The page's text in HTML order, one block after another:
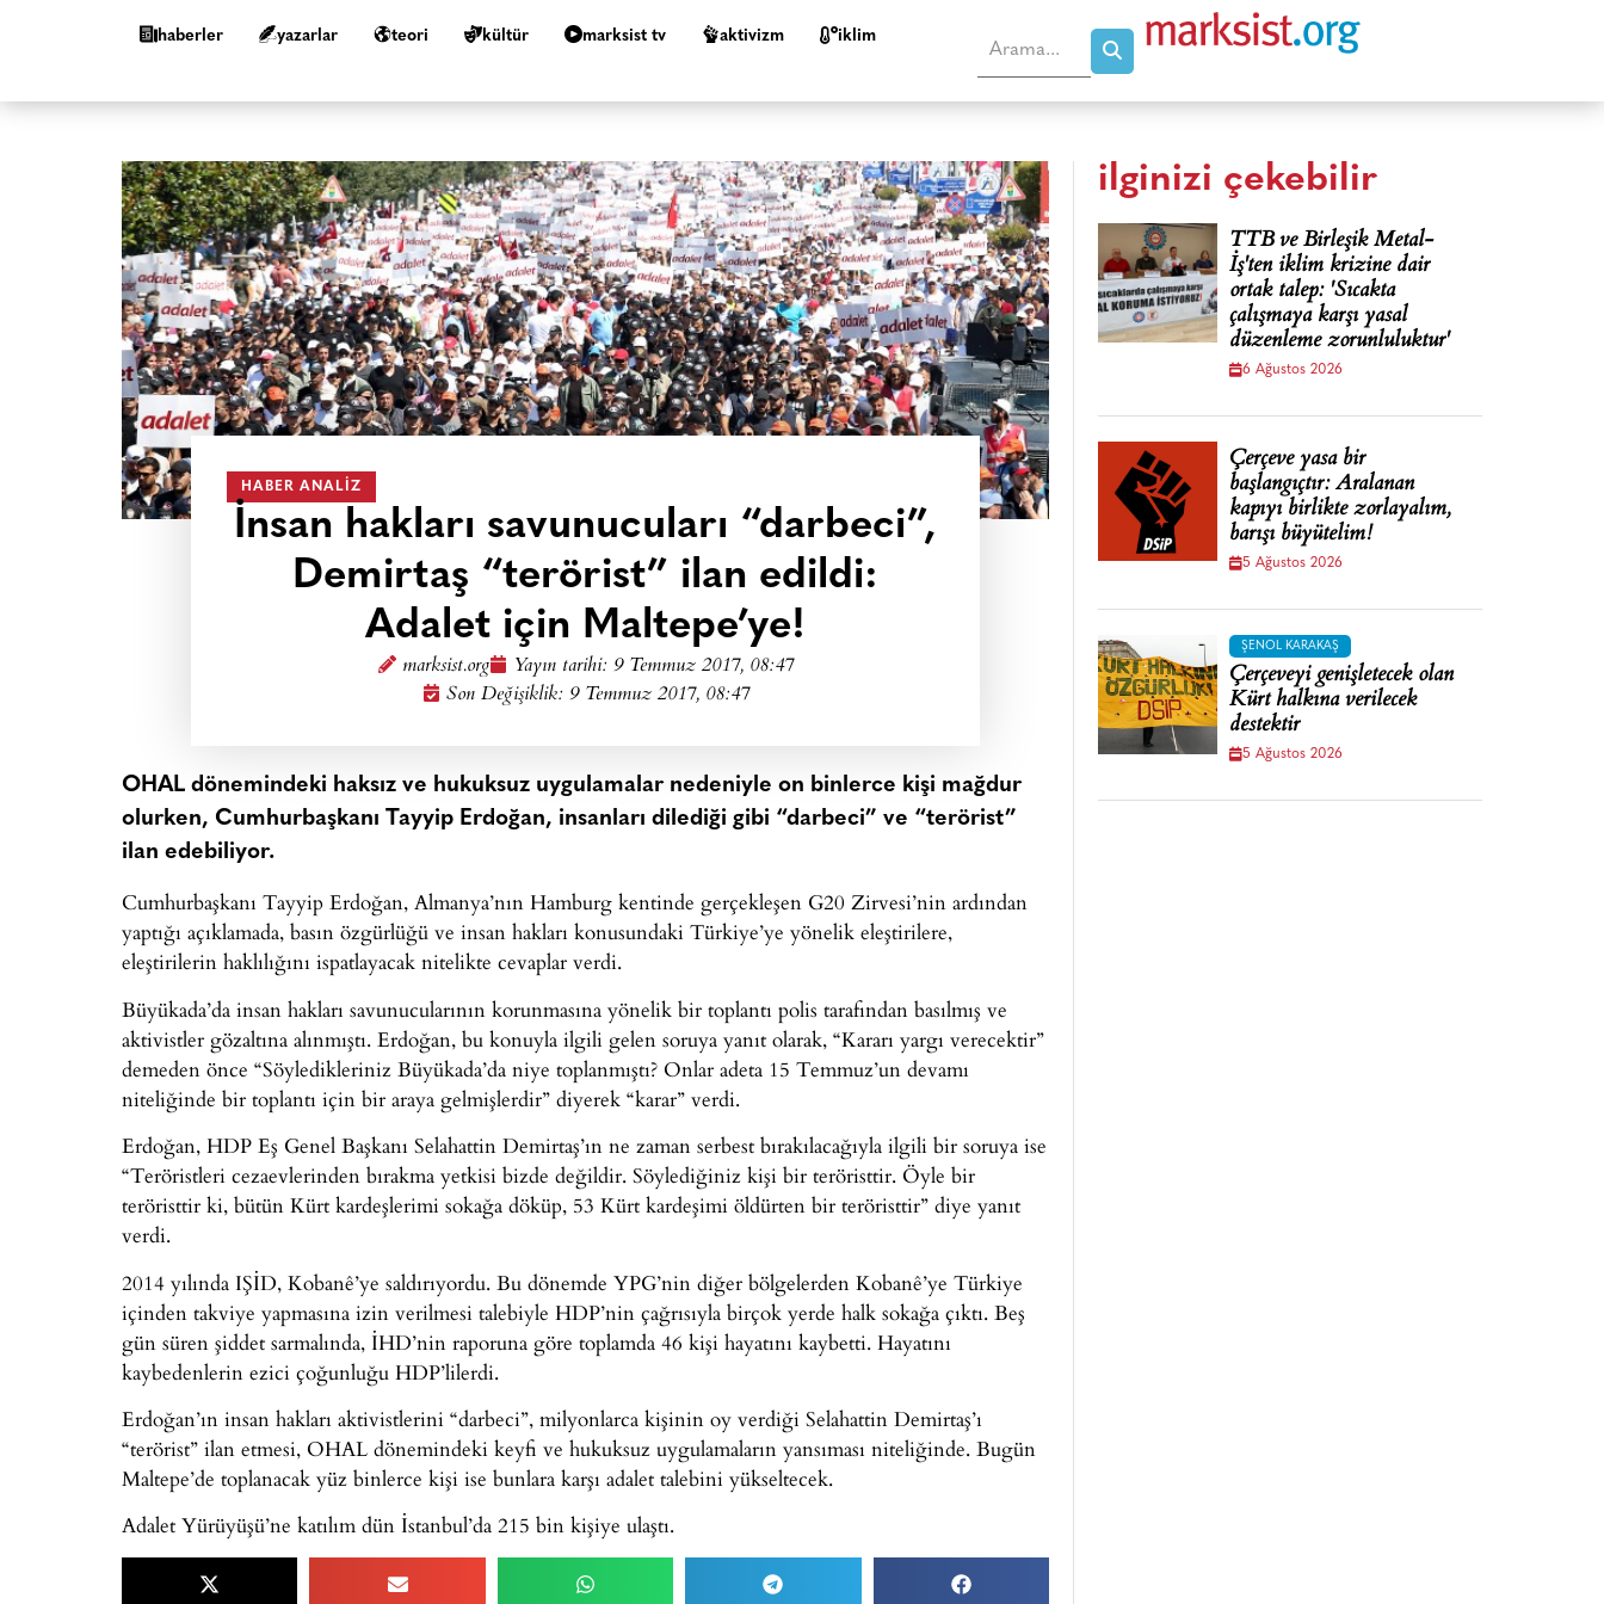
haberler yazarlar teori kültür marksist tv aktivizm i̇klim
HABER ANALIZ
İnsan hakları savunucuları “darbeci”,
Demirtaş “terörist” ilan edildi:
Adalet için Maltepe’ye!
marksist.org Yayın tarihi: 9 Temmuz 2017, 08:47
Son Değişiklik: 9 Temmuz 2017, 08:47
OHAL dönemindeki haksız ve hukuksuz uygulamalar nedeniyle on binlerce kişi mağdur
olurken, Cumhurbaşkanı Tayyip Erdoğan, insanları dilediği gibi “darbeci” ve “terörist”
ilan edebiliyor.
Cumhurbaşkanı Tayyip Erdoğan, Almanya’nın Hamburg kentinde gerçekleşen G20 Zirvesi’nin ardından
yaptığı açıklamada, basın özgürlüğü ve insan hakları konusundaki Türkiye’ye yönelik eleştirilere,
eleştirilerin haklılığını ispatlayacak nitelikte cevaplar verdi.
Büyükada’da insan hakları savunucularının korunmasına yönelik bir toplantı polis tarafından basılmış ve
aktivistler gözaltına alınmıştı. Erdoğan, bu konuyla ilgili gelen soruya yanıt olarak, “Kararı yargı verecektir”
demeden önce “Söyledikleriniz Büyükada’da niye toplanmıştı? Onlar adeta 15 Temmuz’un devamı
niteliğinde bir toplantı için bir araya gelmişlerdir” diyerek “karar” verdi.
Erdoğan, HDP Eş Genel Başkanı Selahattin Demirtaş’ın ne zaman serbest bırakılacağıyla ilgili bir soruya ise
“Teröristleri cezaevlerinden bırakma yetkisi bizde değildir. Söylediğiniz kişi bir teröristtir. Öyle bir
teröristtir ki, bütün Kürt kardeşlerimi sokağa döküp, 53 Kürt kardeşimi öldürten bir teröristtir” diye yanıt
verdi.
2014 yılında IŞİD, Kobanê’ye saldırıyordu. Bu dönemde YPG’nin diğer bölgelerden Kobanê’ye Türkiye
içinden takviye yapmasına izin verilmesi talebiyle HDP’nin çağrısıyla birçok yerde halk sokağa çıktı. Beş
gün süren şiddet sarmalında, İHD’nin raporuna göre toplamda 46 kişi hayatını kaybetti. Hayatını
kaybedenlerin ezici çoğunluğu HDP’lilerdi.
Erdoğan’ın insan hakları aktivistlerini “darbeci”, milyonlarca kişinin oy verdiği Selahattin Demirtaş’ı
“terörist” ilan etmesi, OHAL dönemindeki keyfi ve hukuksuz uygulamaların yansıması niteliğinde. Bugün
Maltepe’de toplanacak yüz binlerce kişi ise bunlara karşı adalet talebini yükseltecek.
Adalet Yürüyüşü’ne katılım dün İstanbul’da 215 bin kişiye ulaştı.
ilginizi çekebilir
TTB ve Birleşik Metal-
İş'ten iklim krizine dair
ortak talep: 'Sıcakta
çalışmaya karşı yasal
düzenleme zorunluluktur'
6 Ağustos 2026
Çerçeve yasa bir
başlangıçtır: Aralanan
kapıyı birlikte zorlayalım,
barışı büyütelim!
5 Ağustos 2026
ŞENOL KARAKAŞ
Çerçeveyi genişletecek olan
Kürt halkına verilecek
destektir
5 Ağustos 2026